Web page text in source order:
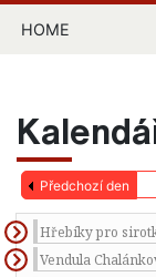
HOME
Předchozí den
Hřebíky pro
Vendula